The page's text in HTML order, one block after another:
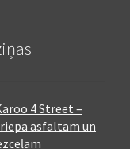
4 Street –
asfaltam un